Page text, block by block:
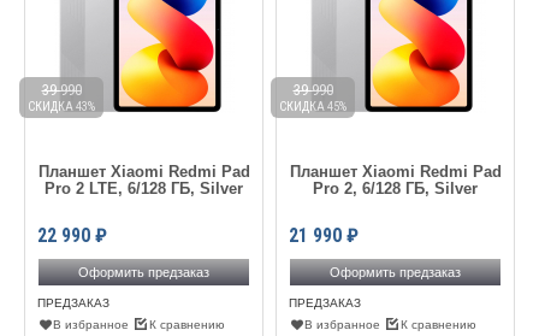
Планшет Xiaomi Redmi Pad
Pro 2 LTE, 6/128 ГБ, Silver
22 990 ₽
39 990
СКИДКА 43%
Оформить предзаказ
ПРЕДЗАКАЗ
В избранное
К сравнению
Планшет Xiaomi Redmi Pad
Pro 2, 6/128 ГБ, Silver
21 990 ₽
39 990
СКИДКА 45%
Оформить предзаказ
ПРЕДЗАКАЗ
В избранное
К сравнению